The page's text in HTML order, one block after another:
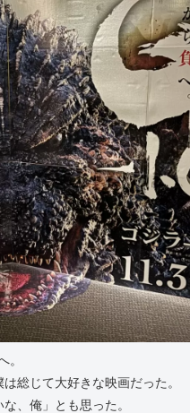
。
総じて大好きな映画だった。
、俺」とも思った。